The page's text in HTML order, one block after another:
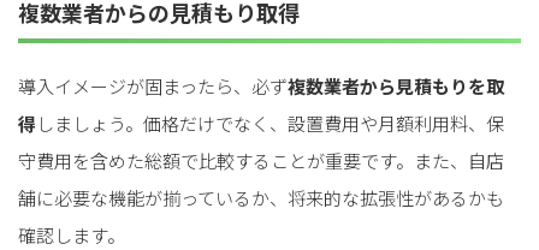
複数業者からの見積もり取得
導入イメージが固まったら、必ず複数業者から見積もりを取
得 しましょう。価格だけでなく、設置費用や月額利用料、保
守費用を含めた総額で比較することが重要です。また、自店
舗に必要な機能が揃っているか、将来的な拡張性があるかも
確認します。